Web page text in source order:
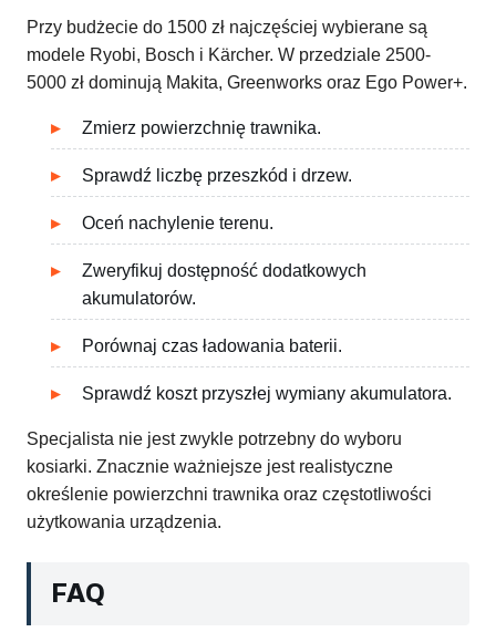
Przy budżecie do 1500 zł najczęściej wybierane są
modele Ryobi, Bosch i Kärcher. W przedziale 2500-
5000 zł dominują Makita, Greenworks oraz Ego Power+.
Zmierz powierzchnię trawnika.
Sprawdź liczbę przeszkód i drzew.
Oceń nachylenie terenu.
Zweryfikuj dostępność dodatkowych
akumulatorów.
Porównaj czas ładowania baterii.
Sprawdź koszt przyszłej wymiany akumulatora.
Specjalista nie jest zwykle potrzebny do wyboru
kosiarki. Znacznie ważniejsze jest realistyczne
określenie powierzchni trawnika oraz częstotliwości
użytkowania urządzenia.
FAQ